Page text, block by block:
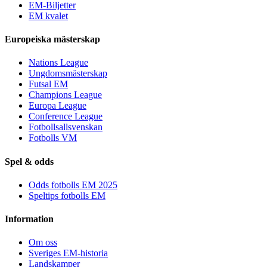
EM-Biljetter
EM kvalet
Europeiska mästerskap
Nations League
Ungdomsmästerskap
Futsal EM
Champions League
Europa League
Conference League
Fotbollsallsvenskan
Fotbolls VM
Spel & odds
Odds fotbolls EM 2025
Speltips fotbolls EM
Information
Om oss
Sveriges EM-historia
Landskamper